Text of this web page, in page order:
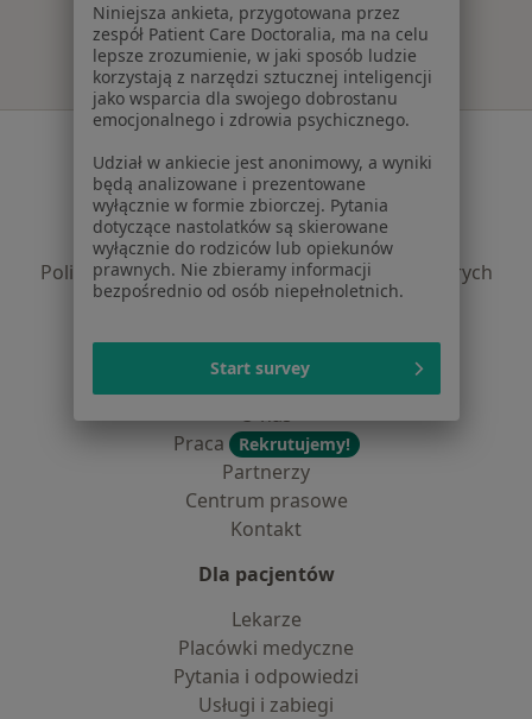
Regulamin
Polityka prywatności pacjentów
Polityka prywatności profesjonalistów
Polityka prywatności dla profesjonalistów, których
dane pozyskaliśmy samodzielnie
Jak działają wyniki wyszukiwania
Dostępność
O nas
Praca
Rekrutujemy!
Partnerzy
Centrum prasowe
Kontakt
Dla pacjentów
Lekarze
Placówki medyczne
Pytania i odpowiedzi
Usługi i zabiegi
Niniejsza ankieta, przygotowana przez
zespół Patient Care Doctoralia, ma na celu
lepsze zrozumienie, w jaki sposób ludzie
korzystają z narzędzi sztucznej inteligencji
jako wsparcia dla swojego dobrostanu
emocjonalnego i zdrowia psychicznego.
Udział w ankiecie jest anonimowy, a wyniki
będą analizowane i prezentowane
wyłącznie w formie zbiorczej. Pytania
dotyczące nastolatków są skierowane
wyłącznie do rodziców lub opiekunów
prawnych. Nie zbieramy informacji
bezpośrednio od osób niepełnoletnich.
Start survey